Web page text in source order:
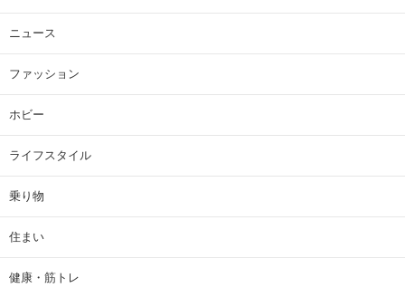
ニュース
ファッション
ホビー
ライフスタイル
乗り物
住まい
健康・筋トレ